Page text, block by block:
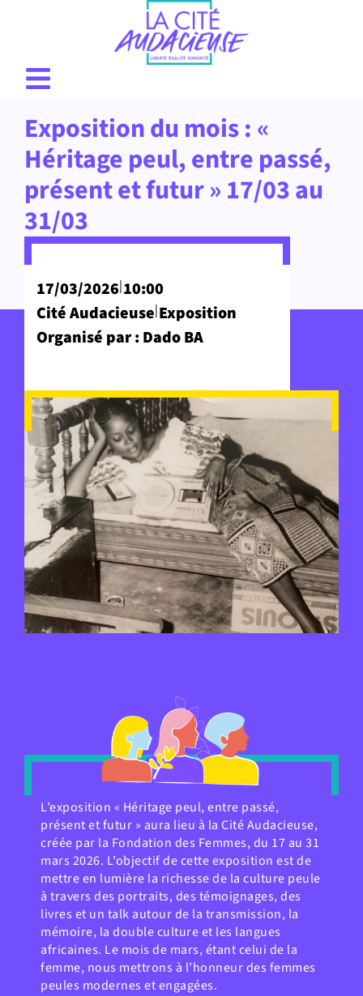
Exposition du mois : «
Héritage peul, entre passé,
présent et futur » 17/03 au
31/03
17/03/2026|10:00
Cité Audacieuse|Exposition
Organisé par : Dado BA
L’exposition « Héritage peul, entre passé,
présent et futur » aura lieu à la Cité Audacieuse,
créée par la Fondation des Femmes, du 17 au 31
mars 2026. L’objectif de cette exposition est de
mettre en lumière la richesse de la culture peule
à travers des portraits, des témoignages, des
livres et un talk autour de la transmission, la
mémoire, la double culture et les langues
africaines. Le mois de mars, étant celui de la
femme, nous mettrons à l’honneur des femmes
peules modernes et engagées.